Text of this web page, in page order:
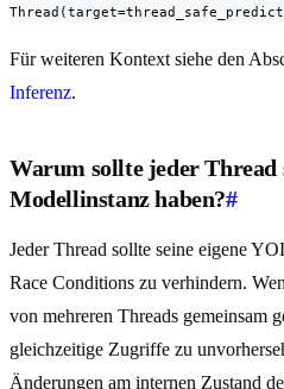
Für weiteren Kontext siehe den
Inferenz.
Warum sollte jeder Thread
Modellinstanz haben?#
Jeder Thread sollte seine eigene
Race Conditions zu verhindern.
von mehreren Threads gemeinsam
gleichzeitige Zugriffe zu
Änderungen am internen Zustand